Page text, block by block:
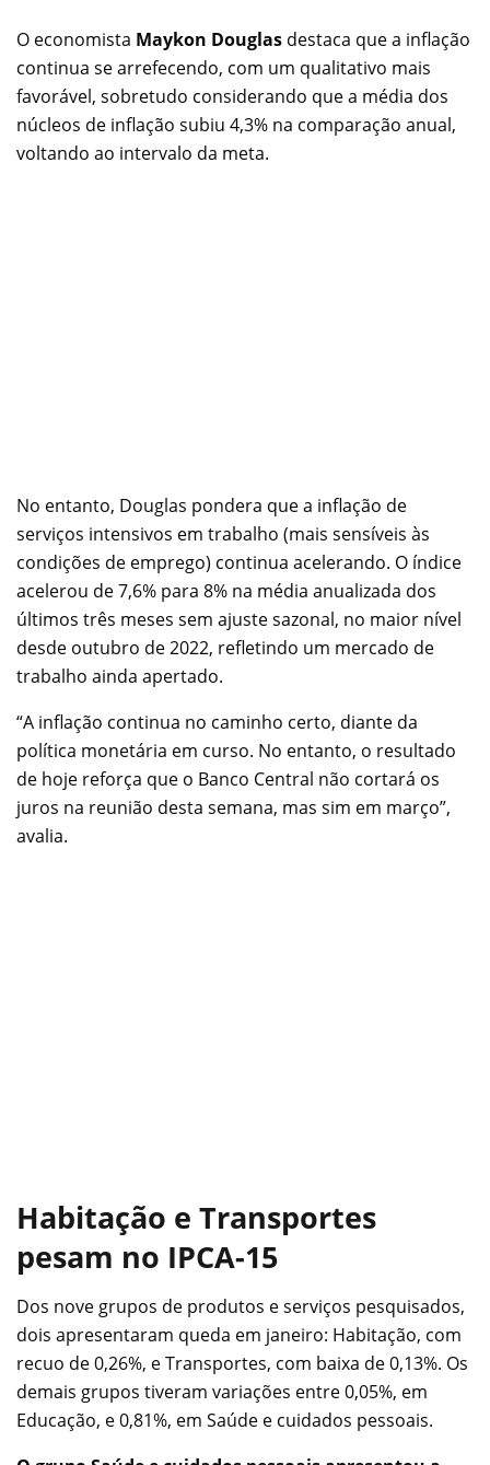
O economista Maykon Douglas destaca que a inflação
continua se arrefecendo, com um qualitativo mais
favorável, sobretudo considerando que a média dos
núcleos de inflação subiu 4,3% na comparação anual,
voltando ao intervalo da meta.
No entanto, Douglas pondera que a inflação de
serviços intensivos em trabalho (mais sensíveis às
condições de emprego) continua acelerando. O índice
acelerou de 7,6% para 8% na média anualizada dos
últimos três meses sem ajuste sazonal, no maior nível
desde outubro de 2022, refletindo um mercado de
trabalho ainda apertado.
“A inflação continua no caminho certo, diante da
política monetária em curso. No entanto, o resultado
de hoje reforça que o Banco Central não cortará os
juros na reunião desta semana, mas sim em março”,
avalia.
Habitação e Transportes
pesam no IPCA-15
Dos nove grupos de produtos e serviços pesquisados,
dois apresentaram queda em janeiro: Habitação, com
recuo de 0,26%, e Transportes, com baixa de 0,13%. Os
demais grupos tiveram variações entre 0,05%, em
Educação, e 0,81%, em Saúde e cuidados pessoais.